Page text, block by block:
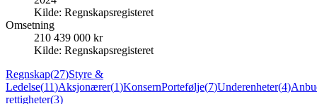
Kilde: Regnskapsregisteret
Omsetning
210 439 000 kr
Kilde: Regnskapsregisteret
Regnskap(27)Styre &
Ledelse(11)Aksjonærer(1)KonsernPortefølje(7)Underenheter(4)
rettigheter(3)